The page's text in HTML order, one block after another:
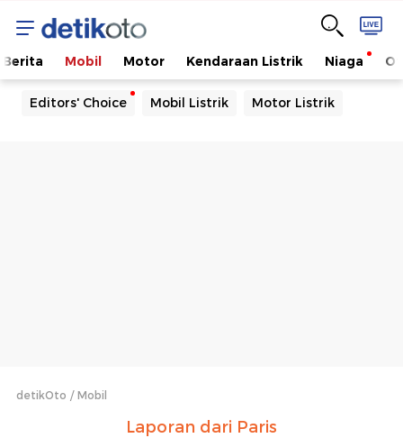
Berita Mobil Motor Kendaraan Listrik Niaga
Editors' Choice Mobil Listrik Motor Listrik
detikOto Mobil
Laporan dari Paris